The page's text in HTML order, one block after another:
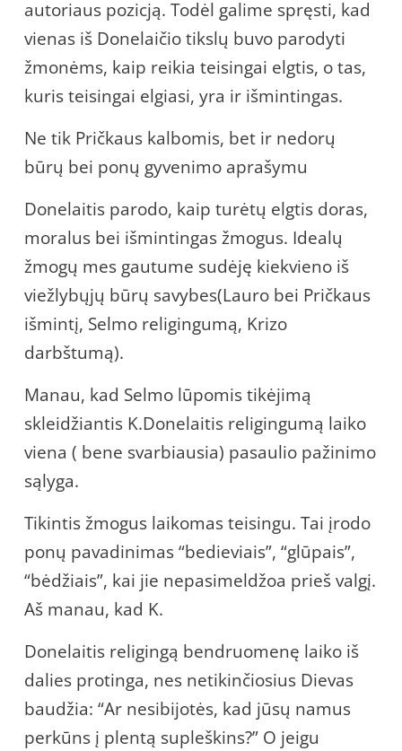
autoriaus pozicją. Todėl galime spręsti, kad
vienas iš Donelaičio tikslų buvo parodyti
žmonėms, kaip reikia teisingai elgtis, o tas,
kuris teisingai elgiasi, yra ir išmintingas.
Ne tik Pričkaus kalbomis, bet ir nedorų
būrų bei ponų gyvenimo aprašymu
Donelaitis parodo, kaip turėtų elgtis doras,
moralus bei išmintingas žmogus. Idealų
žmogų mes gautume sudėję kiekvieno iš
viežlybųjų būrų savybes(Lauro bei Pričkaus
išmintį, Selmo religingumą, Krizo
darbštumą).
Manau, kad Selmo lūpomis tikėjimą
skleidžiantis K.Donelaitis religingumą laiko
viena ( bene svarbiausia) pasaulio pažinimo
sąlyga.
Tikintis žmogus laikomas teisingu. Tai įrodo
ponų pavadinimas “bedieviais”, “glūpais”,
“bėdžiais”, kai jie nepasimeldžoa prieš valgį.
Aš manau, kad K.
Donelaitis religingą bendruomenę laiko iš
dalies protinga, nes netikinčiosius Dievas
baudžia: “Ar nesibijotės, kad jūsų namus
perkūns į plentą supleškins?” O jeigu